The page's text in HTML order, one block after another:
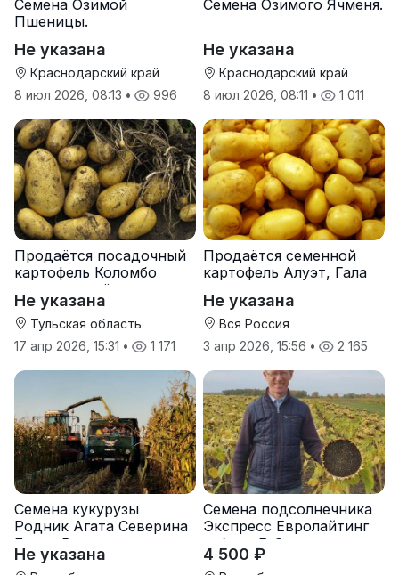
Семена Озимой
Пшеницы.
Не указана
Краснодарский край
8 июл 2026, 08:13 • 996
Семена Озимого Ячменя.
Не указана
Краснодарский край
8 июл 2026, 08:11 • 1 011
Продаётся посадочный
картофель Коломбо
оптом от трёх тонн
Не указана
Тульская область
17 апр 2026, 15:31 • 1 171
Продаётся семенной
картофель Алуэт, Гала
Не указана
Вся Россия
3 апр 2026, 15:56 • 2 165
Семена кукурузы
Родник Агата Северина
Берта Вилора
Прохладненский Дарина
Не указана
Семена подсолнечника
Экспресс Евролайтинг
гибрид F-G+
4 500 ₽